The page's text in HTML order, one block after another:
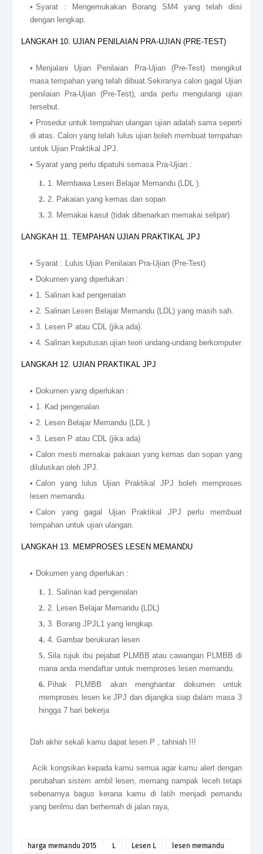
Syarat : Mengemukakan Borang SM4 yang telah diisi
dengan lengkap.
LANGKAH 10. UJIAN PENILAIAN PRA-UJIAN (PRE-TEST)
Menjalani Ujian Penilaian Pra-Ujian (Pre-Test) mengikut
masa tempahan yang telah dibuat.Sekiranya calon gagal Ujian
penilaian Pra-Ujian (Pre-Test), anda perlu mengulangi ujian
tersebut.
Prosedur untuk tempahan ulangan ujian adalah sama seperti
di atas. Calon yang telah lulus ujian boleh membuat tempahan
untuk Ujian Praktikal JPJ.
Syarat yang perlu dipatuhi semasa Pra-Ujian :
1. Membawa Lesen Belajar Memandu (LDL ).
2. Pakaian yang kemas dan sopan
3. Memakai kasut (tidak dibenarkan memakai selipar)
LANGKAH 11. TEMPAHAN UJIAN PRAKTIKAL JPJ
Syarat : Lulus Ujian Penilaian Pra-Ujian (Pre-Test)
Dokumen yang diperlukan :
1. Salinan kad pengenalan
2. Salinan Lesen Belajar Memandu (LDL) yang masih sah.
3. Lesen P atau CDL (jika ada).
4. Salinan keputusan ujian teori undang-undang berkomputer
LANGKAH 12. UJIAN PRAKTIKAL JPJ
Dokumen yang diperlukan :
1. Kad pengenalan
2. Lesen Belajar Memandu (LDL )
3. Lesen P atau CDL (jika ada)
Calon mesti memakai pakaian yang kemas dan sopan yang
diluluskan oleh JPJ.
Calon yang lulus Ujian Praktikal JPJ boleh memproses
lesen memandu.
Calon yang gagal Ujian Praktikal JPJ perlu membuat
tempahan untuk ujian ulangan.
LANGKAH 13. MEMPROSES LESEN MEMANDU
Dokumen yang diperlukan :
1. Salinan kad pengenalan
2. Lesen Belajar Memandu (LDL)
3. Borang JPJL1 yang lengkap.
4. Gambar berukuran lesen
Sila rujuk ibu pejabat PLMBB atau cawangan PLMBB di
mana anda mendaftar untuk memproses lesen memandu.
Pihak PLMBB akan menghantar dokumen untuk
memproses lesen ke JPJ dan dijangka siap dalam masa 3
hingga 7 hari bekerja
Dah akhir sekali kamu dapat lesen P , tahniah !!!
Acik kongsikan kepada kamu semua agar kamu alert dengan
perubahan sistem ambil lesen, memang nampak leceh tetapi
sebenarnya bagus kerana kamu di latih menjadi pemandu
yang berilmu dan berhemah di jalan raya,
harga memandu 2015 L Lesen L
lesen memandu